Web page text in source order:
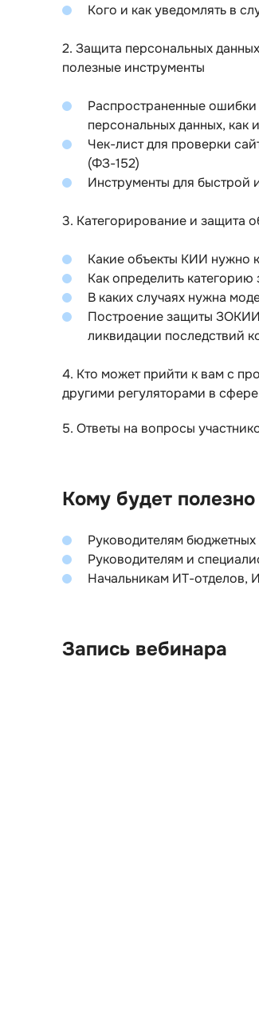
Кого и как уведомлять в
2. Защита персональных
полезные инструменты
Распространенные
персональных данных, как
Чек-лист для проверки
(ФЗ-152)
Инструменты для быстрой
3. Категорирование и защита
Какие объекты КИИ нужно
Как определить
В каких случаях нужна
Построение защиты
ликвидации последствий
4. Кто может прийти к вам с
другими регуляторами в
5. Ответы на вопросы
Кому будет полезно
Руководителям
Руководителям и
Начальникам ИТ-отделов,
Запись вебинара